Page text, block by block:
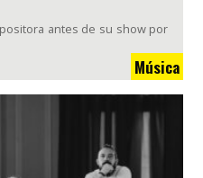
antes de su show por
Música